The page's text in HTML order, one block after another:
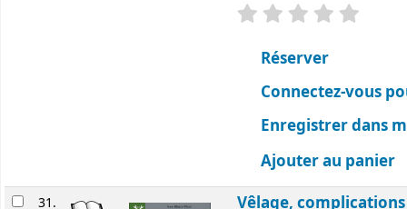
évaluation
Réserver
Connectez-vous
Enregistrer dans
Ajouter au panier
31. Vêlage,